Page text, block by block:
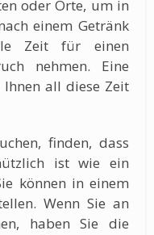
oder Orte, um in
einem Getränk
Zeit für einen
nehmen. Eine
all diese Zeit
finden, dass
ist wie ein
können in einem
Wenn Sie an
haben Sie die